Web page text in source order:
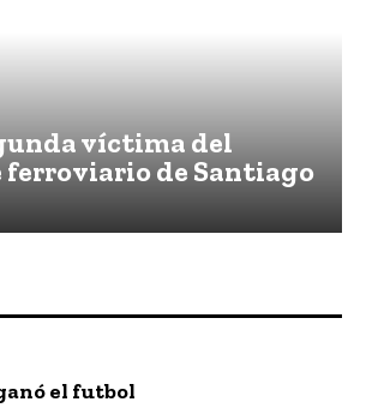
víctima del
ferroviario de Santiago
el futbol